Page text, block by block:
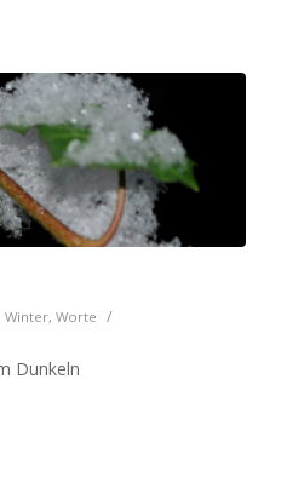
Winter, Worte /
Dunkeln